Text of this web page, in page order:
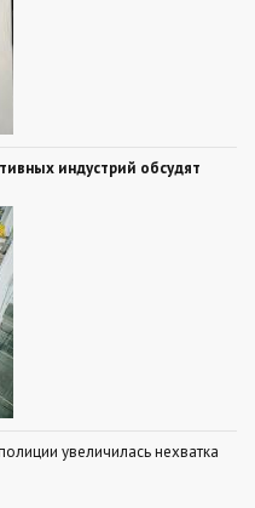
индустрий обсудят
увеличилась нехватка